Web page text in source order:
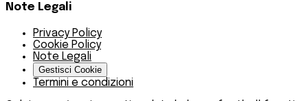
Note Legali
Privacy Policy
Cookie Policy
Note Legali
Gestisci Cookie
Termini e condizioni